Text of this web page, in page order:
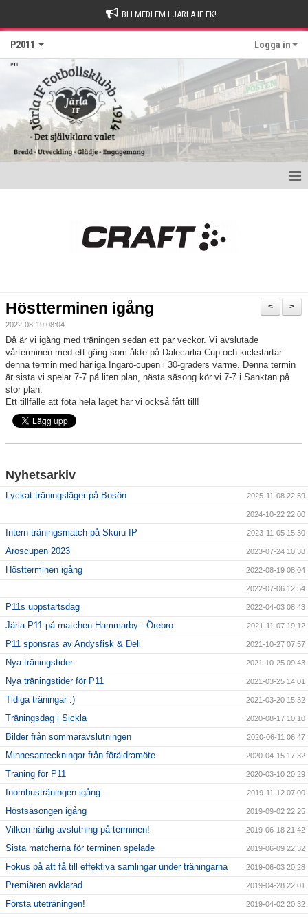
BLI MEDLEM I JÄRLA IF FK!
P2011 Logga in
Kontakt
>
<
Höstterminen igång
2022-08-19 08:04
Då är vi igång med träningen sedan ett par veckor. Vi avslutade
vårterminen med ett gäng som åkte på Dalecarlia Cup och kickstartar
denna termin med härliga Ingarö-cupen i 30-graders värme. Denna termin
är sista vi spelar 7-7 på liten plan, nästa säsong kör vi 7-7 i Sanktan på
stor plan.
Ett tillfälle att fota hela laget har vi också fått till!
Nyhetsarkiv
Lyckat träningsläger på Bosön 2025-11-08 22:59
2024-10-22 22:00
Intern träningsmatch på Skuru IP 2023-11-05 15:30
Aroscupen 2023 2023-07-24 10:38
Höstterminen igång 2022-08-19 08:04
2022-07-06 12:54
P11s uppstartsdag 2022-04-03 08:43
Järla P11 på matchen Hammarby - Örebro 2021-11-07 19:12
P11 sponsras av Andysfisk & Deli 2021-10-27 07:57
Nya träningstider 2021-10-25 09:43
Nya träningstider för P11 2021-03-25 14:01
Tidiga träningar :) 2021-03-20 15:32
Träningsdag i Sickla 2020-08-17 10:10
Bilder från sommaravslutningen 2020-06-11 06:47
Minnesanteckningar från föräldramöte 2020-04-15 17:32
Träning för P11 2020-03-10 20:29
Inomhusträningen igång 2019-11-12 07:00
Höstsäsongen igång 2019-09-02 22:25
Vilken härlig avslutning på terminen! 2019-06-18 21:42
Sista matcherna för terminen spelade 2019-06-09 22:32
Fokus på att få till effektiva samlingar under träningarna 2019-06-03 20:28
Premiären avklarad 2019-04-28 22:01
Första uteträningen! 2019-04-02 20:32